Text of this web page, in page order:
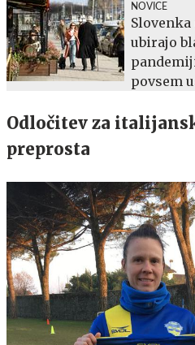
NOVICE
Slovenka
ubirajo
povsem
Odločitev za
preprosta